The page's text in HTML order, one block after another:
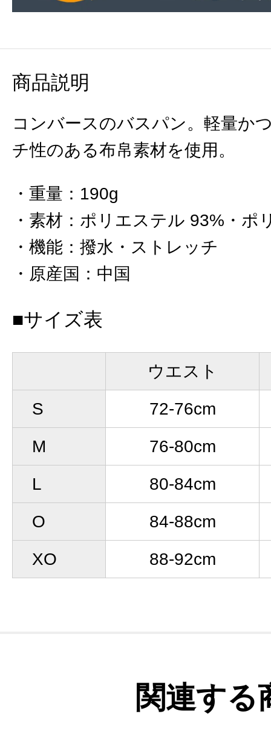
商品説明
コンバースのバスパン。軽量か
チ性のある布帛素材を使用。
重量 ： 190g
素材 ： ポリエステル 93%・ポ
機能 ： 撥水・ストレッチ
原産国 ： 中国
■サイズ表
ウエスト
S
72-76cm
M
76-80cm
L
80-84cm
O
84-88cm
XO
88-92cm
関連する